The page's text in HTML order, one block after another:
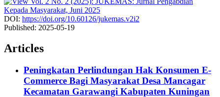
DOI: https://doi.org/10.60126/jukemas.v2i2
Published: 2025-05-19
Articles
Peningkatan Perlindungan Hak Konsumen E-
Commerce Bagi Masyarakat Desa Mancagar
Kecamatan Garawangi Kabupaten Kuningan